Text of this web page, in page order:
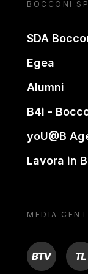
BOCCONI
SDA
Egea
Alumni
B4i -
yoU@B
Lavora in
MEDIA
BTV TL